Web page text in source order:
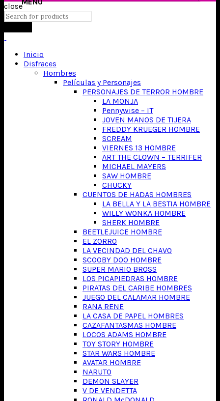
close
Inicio
Disfraces
Hombres
Películas y Personajes
PERSONAJES DE TERROR HOMBRE
LA MONJA
Pennywise – IT
JOVEN MANOS DE TIJERA
FREDDY KRUEGER HOMBRE
SCREAM
VIERNES 13 HOMBRE
ART THE CLOWN – TERRIFER
MICHAEL MAYERS
SAW HOMBRE
CHUCKY
CUENTOS DE HADAS HOMBRES
LA BELLA Y LA BESTIA HOMBRE
WILLY WONKA HOMBRE
SHERK HOMBRE
BEETLEJUICE HOMBRE
EL ZORRO
LA VECINDAD DEL CHAVO
SCOOBY DOO HOMBRE
SUPER MARIO BROSS
LOS PICAPIEDRAS HOMBRE
PIRATAS DEL CARIBE HOMBRES
JUEGO DEL CALAMAR HOMBRE
RANA RENE
LA CASA DE PAPEL HOMBRES
CAZAFANTASMAS HOMBRE
LOCOS ADAMS HOMBRE
TOY STORY HOMBRE
STAR WARS HOMBRE
AVATAR HOMBRE
NARUTO
DEMON SLAYER
V DE VENDETTA